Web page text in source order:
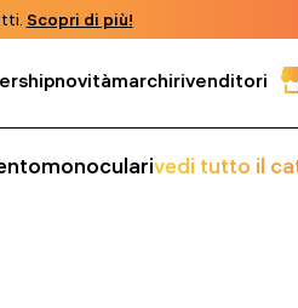
Scopri di più!
novitàmarchirivenditori
monocularivedi tutto il